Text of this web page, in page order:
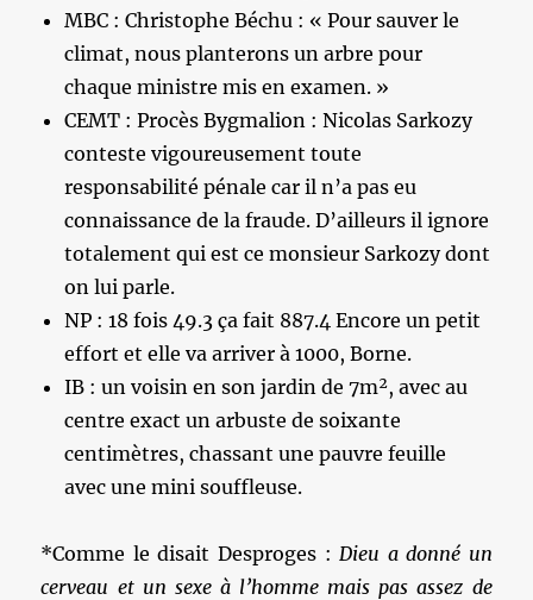
MBC : Christophe Béchu : « Pour sauver le
climat, nous planterons un arbre pour
chaque ministre mis en examen. »
CEMT : Procès Bygmalion : Nicolas Sarkozy
conteste vigoureusement toute
responsabilité pénale car il n’a pas eu
connaissance de la fraude. D’ailleurs il ignore
totalement qui est ce monsieur Sarkozy dont
on lui parle.
NP : 18 fois 49.3 ça fait 887.4 Encore un petit
effort et elle va arriver à 1000, Borne.
IB : un voisin en son jardin de 7m², avec au
centre exact un arbuste de soixante
centimètres, chassant une pauvre feuille
avec une mini souffleuse.
*Comme le disait Desproges :Dieu a donné un
cerveau et un sexe à l’homme mais pas assez de